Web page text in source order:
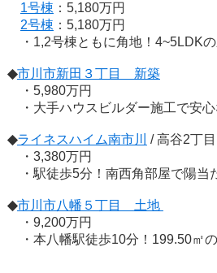
1号棟：5,180万円
2号棟：5,180万円
・1,2号棟ともに角地！4~5LDKの
◆市川市新田３丁目 新築
・5,980万円
・大手ハウスビルダー施工で安心
◆ライネスハイム南市川 / 高谷2丁
・3,380万円
・駅徒歩5分！南西角部屋で陽当
◆市川市八幡５丁目 土地
・9,200万円
・本八幡駅徒歩10分！199.50㎡